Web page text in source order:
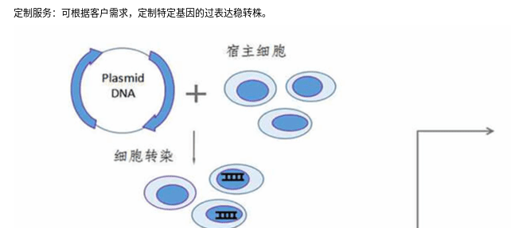
定制服务：可根据客户需求，定制特定基因的过表达稳转株。